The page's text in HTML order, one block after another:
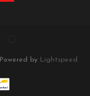
Powered by Lightspeed